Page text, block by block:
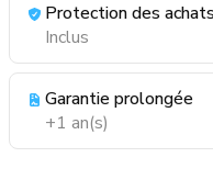
Protection des achats
Inclus
Garantie prolongée
+1 an(s)